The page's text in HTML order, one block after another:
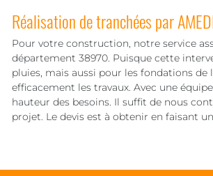
Réalisation de tranchées par
Pour votre construction, notre service
département 38970. Puisque cette
pluies, mais aussi pour les fondations
efficacement les travaux. Avec une
hauteur des besoins. Il suffit de nous
projet. Le devis est à obtenir en faisant